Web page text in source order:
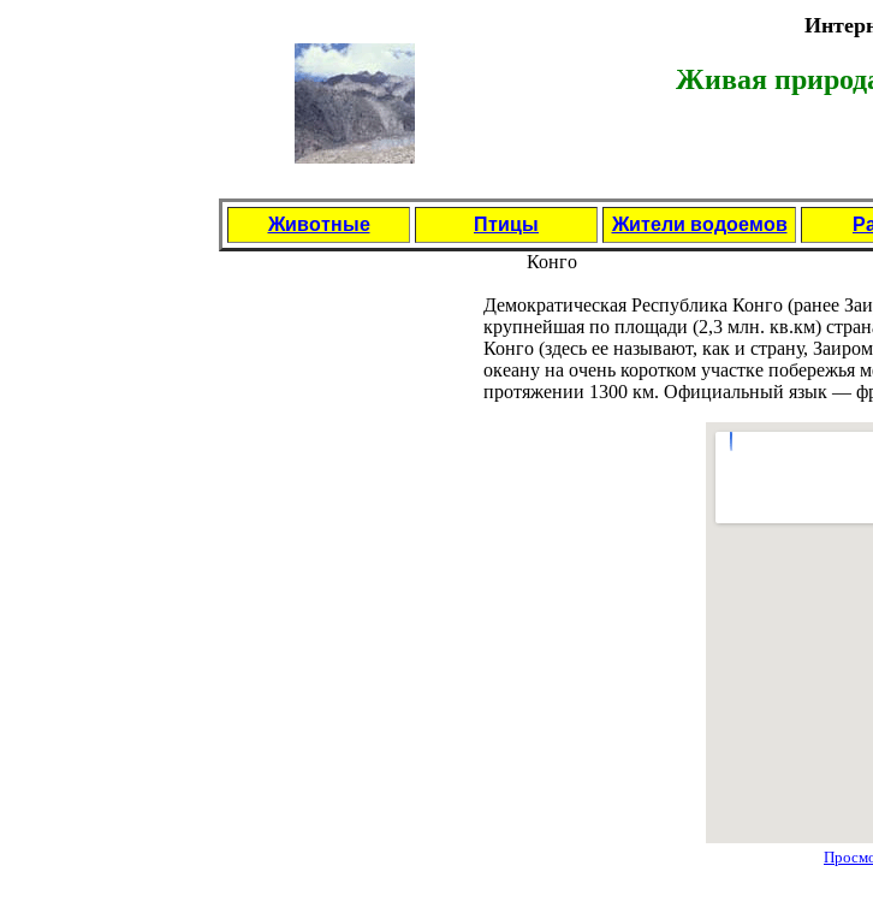
Живая
Животные Птицы Жители водоемов
Конго
Демокрaтическая Республика Конго (рaнее
крупнейшая по площади (2,3 млн. кв.км)
Конго (здесь ее называют, как и стрaну,
океану на очень коротком участке
протяжении 1300 км. Официальный язык —